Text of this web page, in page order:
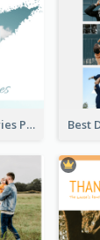
Family Making Memories Photo Book